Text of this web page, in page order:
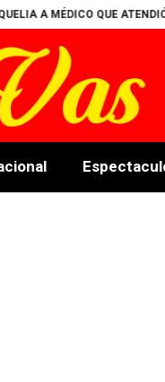
MÉDICO QUE ATENDIÓ A